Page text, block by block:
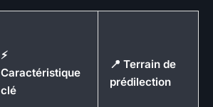
⚡
Caractéristique
clé
📍 Terrain de
prédilection